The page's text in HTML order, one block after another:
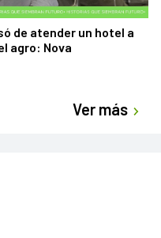
de atender un hotel a
agro: Nova
Ver más